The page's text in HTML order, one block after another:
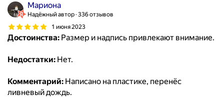
Мaриона
Надёжный автор 336 отзывов
1 июня 2023
Достоинства: Размер и надпись привлекают внимание.
Недостатки: Нет.
Комментарий: Написано на пластике, перенёс
ливневый дождь.